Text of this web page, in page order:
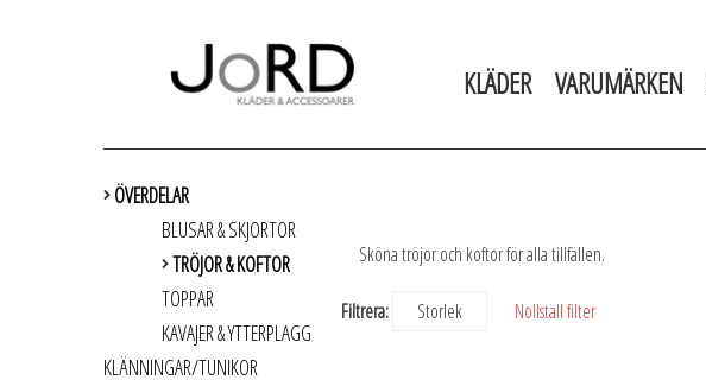
KLÄDER VARUMÄRKEN
ÖVERDELAR
BLUSAR & SKJORTOR
TRÖJOR & KOFTOR
TOPPAR
KAVAJER & YTTERPLAGG
KLÄNNINGAR/TUNIKOR
Sköna tröjor och koftor för alla tillfällen.
Filtrera: Storlek Nollställ filter